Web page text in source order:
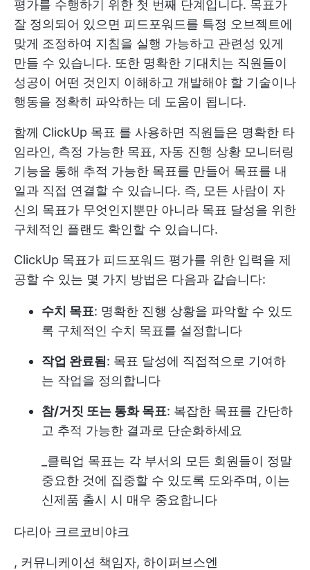
평가를 수행하기 위한 첫 번째 단계입니다. 목표가
잘 정의되어 있으면 피드포워드를 특정 오브젝트에
맞게 조정하여 지침을 실행 가능하고 관련성 있게
만들 수 있습니다. 또한 명확한 기대치는 직원들이
성공이 어떤 것인지 이해하고 개발해야 할 기술이나
행동을 정확히 파악하는 데 도움이 됩니다.
함께 ClickUp 목표 를 사용하면 직원들은 명확한 타
임라인, 측정 가능한 목표, 자동 진행 상황 모니터링
기능을 통해 추적 가능한 목표를 만들어 목표를 내
일과 직접 연결할 수 있습니다. 즉, 모든 사람이 자
신의 목표가 무엇인지뿐만 아니라 목표 달성을 위한
구체적인 플랜도 확인할 수 있습니다.
ClickUp 목표가 피드포워드 평가를 위한 입력을 제
공할 수 있는 몇 가지 방법은 다음과 같습니다:
수치 목표: 명확한 진행 상황을 파악할 수 있도
록 구체적인 수치 목표를 설정합니다
작업 완료됨 : 목표 달성에 직접적으로 기여하
는 작업을 정의합니다
참/거짓 또는 통화 목표: 복잡한 목표를 간단하
고 추적 가능한 결과로 단순화하세요
_클릭업 목표는 각 부서의 모든 회원들이 정말
중요한 것에 집중할 수 있도록 도와주며, 이는
신제품 출시 시 매우 중요합니다
다리아 크르코비야크
, 커뮤니케이션 책임자, 하이퍼브스엔